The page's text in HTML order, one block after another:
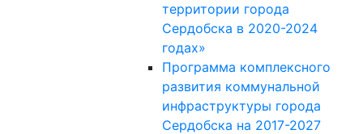
территории города
Сердобска в 2020-2024
годах»
Программа комплексного
развития коммунальной
инфраструктуры города
Сердобска на 2017-2027